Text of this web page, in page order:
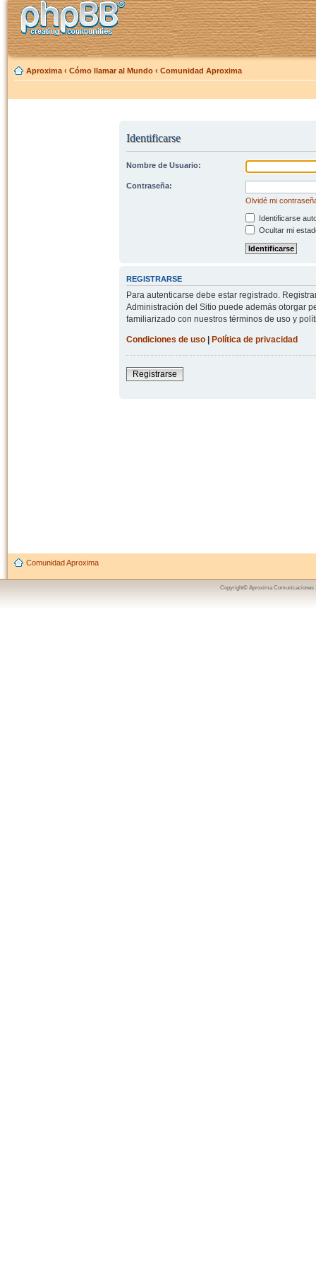
Aproxima ‹ Cómo llamar al Mundo ‹ Comunidad Aproxima
Identificarse
Nombre de Usuario:
Contraseña:
Olvidé mi
Identificarse
Ocultar mi
REGISTRARSE
Para autenticarse debe estar registrado.
Administración del Sitio puede además otorgar
familiarizado con nuestros términos de uso y
Condiciones de uso| Política de privacidad
Registrarse
Comunidad Aproxima
Copyright© Aproxima Comunicaciones